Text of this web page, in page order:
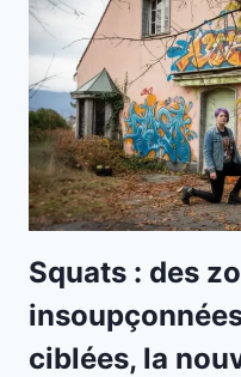
Squats : des
ciblées, la